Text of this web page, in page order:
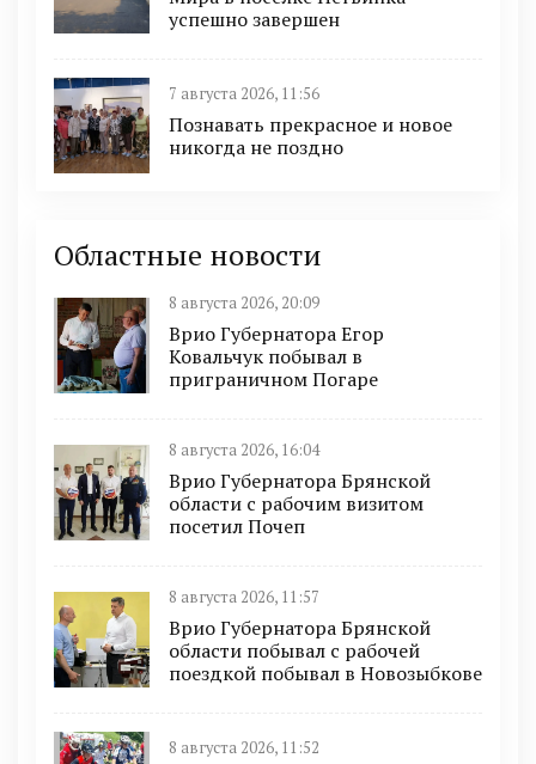
успешно завершен
7 августа 2026, 11:56
Познавать прекрасное и новое
никогда не поздно
Областные новости
8 августа 2026, 20:09
Врио Губернатора Егор
Ковальчук побывал в
приграничном Погаре
8 августа 2026, 16:04
Врио Губернатора Брянской
области с рабочим визитом
посетил Почеп
8 августа 2026, 11:57
Врио Губернатора Брянской
области побывал с рабочей
поездкой побывал в Новозыбкове
8 августа 2026, 11:52